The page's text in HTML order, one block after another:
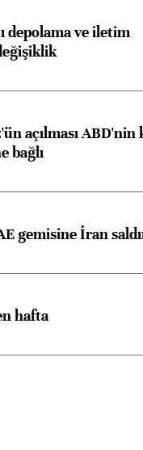
depolama ve iletim
açılması ABD'nin
bağlı
gemisine İran
hafta